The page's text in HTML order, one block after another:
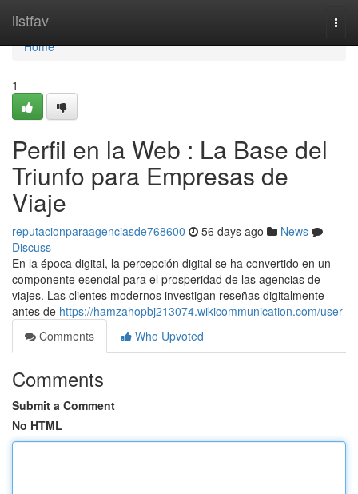
listfav
Home
Home
1
Perfil en la Web : La Base del
Triunfo para Empresas de
Viaje
reputacionparaagenciasde768600 56 days ago
News
Discuss
En la época digital, la percepción digital se ha convertido en un
componente esencial para el prosperidad de las agencias de
viajes. Las clientes modernos investigan reseñas digitalmente
antes de https://hamzahopbj213074.wikicommunication.com/user
Comments
Who Upvoted
Comments
Submit a Comment
No HTML